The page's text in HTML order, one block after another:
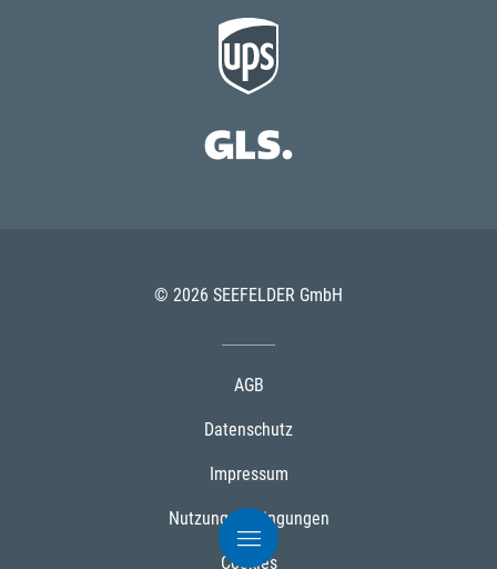
© 2026 SEEFELDER GmbH
AGB
Datenschutz
Impressum
Nutzungsbedingungen
Cookies